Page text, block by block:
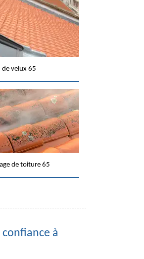
de velux 65
de toiture 65
à